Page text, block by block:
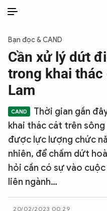
THỜI SỰ
CHỐNG DIỄN BIẾN HÒA BÌNH
CÔNG AN TRONG LÒNG DÂN
XÃ HỘI
CÔNG NGHỆ
Bạn đọc & CAND
Cần xử lý dứt
trong khai
Lam
Thời gian gần
khai thác cát trên
được lực lượng chức
nhiên, để chấm dứt
hỏi cần có sự vào
liên ngành…
20/02/2023 00:29